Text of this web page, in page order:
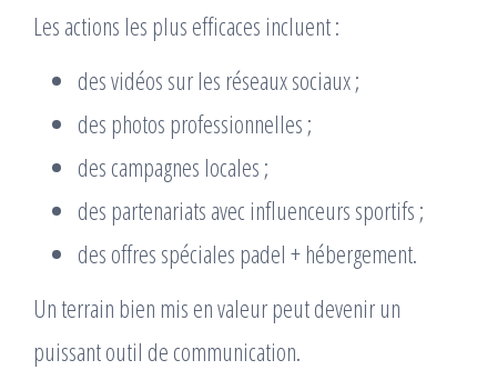
Les actions les plus efficaces incluent :
des vidéos sur les réseaux sociaux ;
des photos professionnelles ;
des campagnes locales ;
des partenariats avec influenceurs sportifs ;
des offres spéciales padel + hébergement.
Un terrain bien mis en valeur peut devenir un
puissant outil de communication.